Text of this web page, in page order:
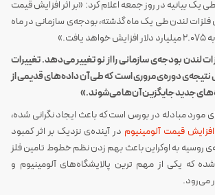
طی یک بیانیه در روز جمعه اعلام کرد: «بر اثر افزایش قیمت
فلزات لندن طی یک ماه گذشته، بودجه‌ی سازمانی در ماه
لندن بودجه‌ی سازمانی را از نو تغییر می‌دهد. تغییرات
دوره‌ی مروری است که طی آن داده‌های قدیمی از
جدید جایگزین آن‌ها می‌شوند.»
مورد مبادله در بورس است که باعث ایجاد نگرانی شده،
افزایش قیمت آلومینیوم در آینده‌ی نزدیک بر اثر کمبود
روسیه به اوکراین باعث بهم زدن نظم خطوط تامین فلز
که یکی از مهم ترین پالایشگاه‌های آلومینیوم و
می‌رود.